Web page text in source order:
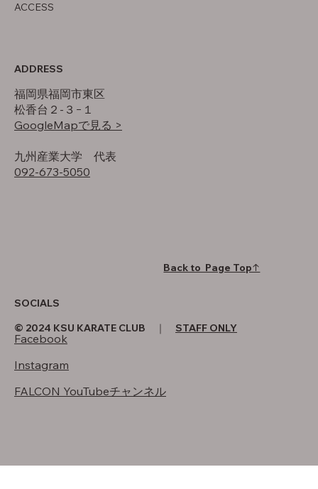
ACCESS
ADDRESS
福岡県福岡市東区
松香台２-３−１
GoogleMapで見る >
​九州産業大学 代表
092-673-5050
SOCIALS
Facebook
Instagram
FALCON YouTubeチャンネル
Back to Page Top↑
© 2024 KSU KARATE CLUB ｜ STAFF ONLY